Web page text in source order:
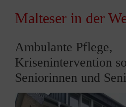
Malteser in der
Ambulante Pflege,
Krisenintervention
Seniorinnen und